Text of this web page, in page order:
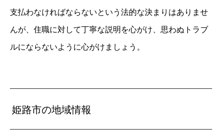
支払わなければならないという法的な決まりはありませ
んが、住職に対して丁寧な説明を心がけ、思わぬトラブ
ルにならないように心がけましょう。
姫路市の地域情報